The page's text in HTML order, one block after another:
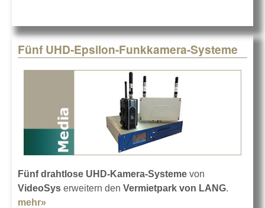
Fünf UHD-Epsilon-Funkkamera-Systeme
Fünf drahtlose UHD-Kamera-Systeme von
VideoSys erweitern den Vermietpark von LANG.
mehr»